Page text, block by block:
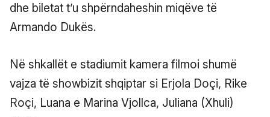
dhe biletat t’u shpërndaheshin miqëve të
Armando Dukës.
Në shkallët e stadiumit kamera filmoi shumë
vajza të showbizit shqiptar si Erjola Doçi, Rike
Roçi, Luana e Marina Vjollca, Juliana (Xhuli)